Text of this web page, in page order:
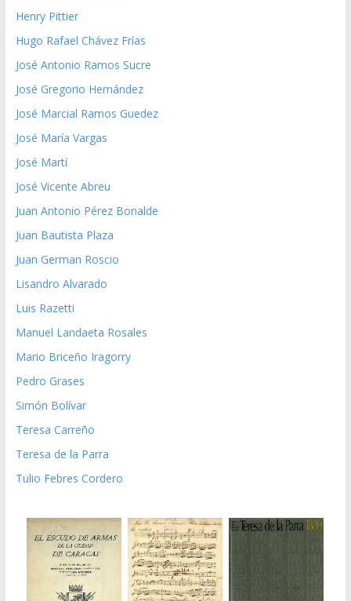
Henry Pittier
Hugo Rafael Chávez Frías
José Antonio Ramos Sucre
José Gregorio Hernández
José Marcial Ramos Guedez
José María Vargas
José Martí
José Vicente Abreu
Juan Antonio Pérez Bonalde
Juan Bautista Plaza
Juan German Roscio
Lisandro Alvarado
Luis Razetti
Manuel Landaeta Rosales
Mario Briceño Iragorry
Pedro Grases
Simón Bolívar
Teresa Carreño
Teresa de la Parra
Tulio Febres Cordero